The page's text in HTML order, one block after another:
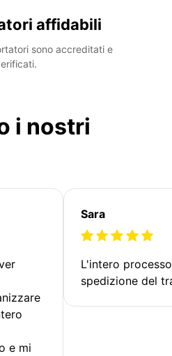
affidabili
sono accreditati e
i nostri
e mi
Sara
L'intero
spedizione del